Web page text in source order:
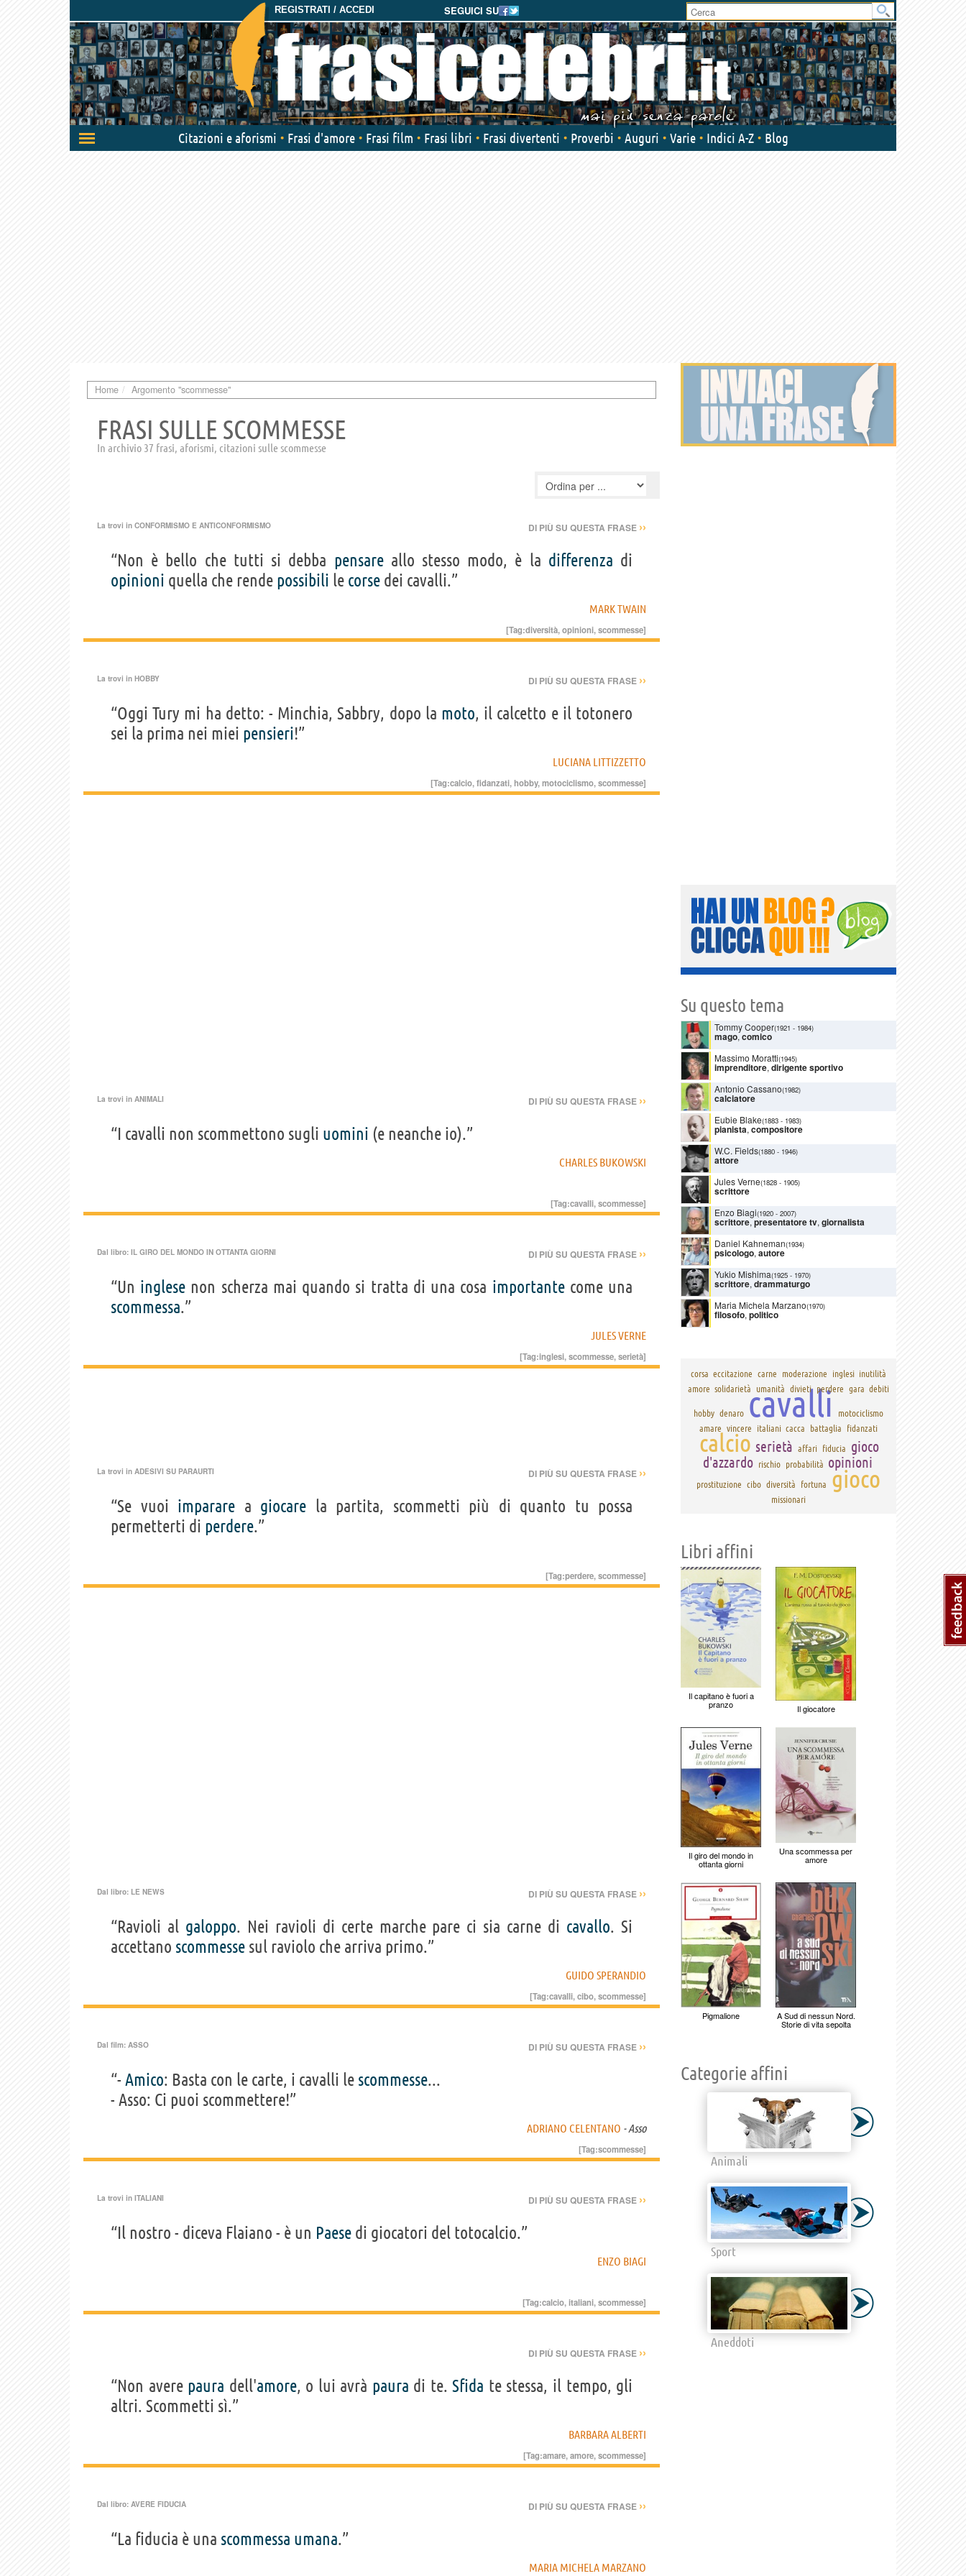
SEGUICI SU
REGISTRATI / ACCEDI
Attiva/disattiva
navigazione
User
area
Citazioni e aforismi Frasi d'amore Frasi film Frasi libri Frasi divertenti Proverbi Auguri Varie Indici A-Z Blog
Home Argomento "scommesse"
FRASI SULLE SCOMMESSE
In archivio 37 frasi, aforismi, citazioni sulle scommesse
La trovi in CONFORMISMO E ANTICONFORMISMO DI PIÙ SU QUESTA FRASE ››
“Non è bello che tutti si debba pensareallo stesso modo, è la differenza di
opinioni quella che rende possibili le corse dei cavalli.”
MARK TWAIN
[Tag:diversità,opinioni,scommesse]
La trovi in HOBBY DI PIÙ SU QUESTA FRASE ››
“Oggi Tury mi ha detto: - Minchia, Sabbry, dopo la moto, il calcetto e il totonero
sei la prima nei miei pensieri!”
LUCIANA LITTIZZETTO
[Tag:calcio,fidanzati,hobby,motociclismo,scommesse]
La trovi in ANIMALI DI PIÙ SU QUESTA FRASE ››
“I cavalli non scommettono sugli uomini (e neanche io).”
CHARLES BUKOWSKI
[Tag:cavalli,scommesse]
Dal libro: IL GIRO DEL MONDO IN OTTANTA GIORNI DI PIÙ SU QUESTA FRASE ››
“Un inglese non scherza mai quando si tratta di una cosa importantecome una
scommessa.”
JULES VERNE
[Tag:inglesi,scommesse,serietà]
La trovi in ADESIVI SU PARAURTI DI PIÙ SU QUESTA FRASE ››
“Se vuoi imparare a giocare la partita, scommetti più di quanto tu possa
permetterti di perdere.”
[Tag:perdere,scommesse]
Dal libro: LE NEWS DI PIÙ SU QUESTA FRASE ››
“Ravioli al galoppo. Nei ravioli di certe marche pare ci sia carne di cavallo. Si
accettano scommesse sul raviolo che arriva primo.”
GUIDO SPERANDIO
[Tag:cavalli,cibo,scommesse]
Dal film: ASSO DI PIÙ SU QUESTA FRASE ››
“- Amico: Basta con le carte, i cavalli le scommesse...
- Asso: Ci puoi scommettere!”
ADRIANO CELENTANO - Asso
[Tag:scommesse]
La trovi in ITALIANI DI PIÙ SU QUESTA FRASE ››
“Il nostro - diceva Flaiano - è un Paese di giocatori del totocalcio.”
ENZO BIAGI
[Tag:calcio,italiani,scommesse]
DI PIÙ SU QUESTA FRASE ››
“Non avere paura dell'amore, o lui avrà paura di te.Sfida te stessa, il tempo, gli
altri. Scommetti sì.”
BARBARA ALBERTI
[Tag:amare,amore,scommesse]
Dal libro: AVERE FIDUCIA DI PIÙ SU QUESTA FRASE ››
“La fiducia è una scommessa umana.”
MARIA MICHELA MARZANO
Su questo tema
Tommy Cooper(1921 - 1984)
mago,comico
Massimo Moratti(1945)
imprenditore, dirigente sportivo
Antonio Cassano(1982)
calciatore
Eubie Blake(1883 - 1983)
pianista, compositore
W.C. Fields(1880 - 1946)
attore
Jules Verne(1828 - 1905)
scrittore
Enzo Biagi(1920 - 2007)
scrittore,presentatore tv, giornalista
Daniel Kahneman(1934)
psicologo, autore
Yukio Mishima(1925 - 1970)
scrittore, drammaturgo
Maria Michela Marzano(1970)
filosofo, politico
corsa eccitazione carne moderazione inglesi inutilità
amore solidarietà umanità divieti perdere gara debiti
hobby denaro cavalli motociclismo
amare vincere italiani cacca battaglia fidanzati
calcio serietà affari fiducia
gioco
d'azzardo rischio probabilità opinioni
prostituzione cibo diversità fortuna gioco
missionari
Libri affini
Il capitano è fuori a
pranzo Il giocatore
Il giro del mondo in
ottanta giorni
Una scommessa per
amore
Pigmalione A Sud di nessun Nord.
Storie di vita sepolta
Categorie affini
Animali
Sport
Aneddoti